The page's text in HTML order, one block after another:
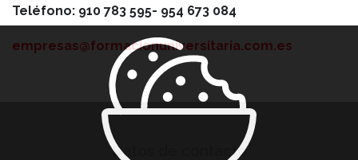
Teléfono: 910 783 595- 954 673 084
empresas@formacionuniversitaria.com.es
Datos de contacto